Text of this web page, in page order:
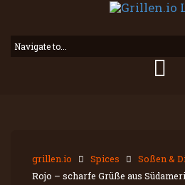
grillen.io Spices Soßen &
Rojo – scharfe Grüße aus